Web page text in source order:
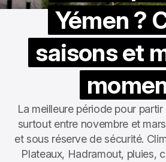
Yémen ?
saisons et
La meilleure période pour
surtout entre novembre et
et sous réserve de sécurité.
Plateaux, Hadramout, pluies,